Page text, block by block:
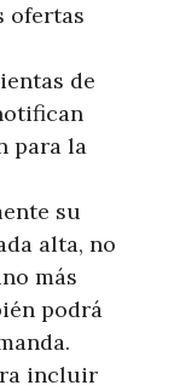
ofertas
de
para la
su
alta, no
más
podrá
incluir